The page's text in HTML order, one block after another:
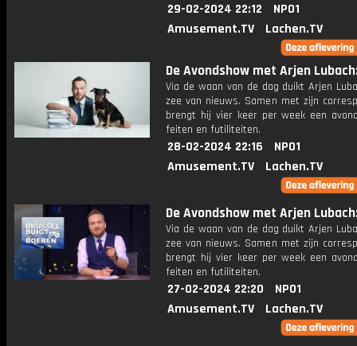
29-02-2024 22:12
NPO1
Amusement.TV
Lachen.TV
De Avondshow met Arjen
Via de waan van de dag duikt Arjen
zee van nieuws. Samen met zijn
brengt hij vier keer per week een
feiten en futiliteiten.
28-02-2024 22:16
NPO1
Amusement.TV
Lachen.TV
De Avondshow met Arjen
Via de waan van de dag duikt Arjen
zee van nieuws. Samen met zijn
brengt hij vier keer per week een
feiten en futiliteiten.
27-02-2024 22:20
NPO1
Amusement.TV
Lachen.TV